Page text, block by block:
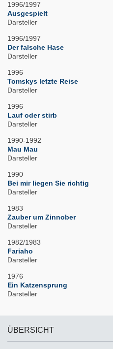
1996/1997
Ausgespielt
Darsteller
1996/1997
Der falsche Hase
Darsteller
1996
Tomskys letzte Reise
Darsteller
1996
Lauf oder stirb
Darsteller
1990-1992
Mau Mau
Darsteller
1990
Bei mir liegen Sie richtig
Darsteller
1983
Zauber um Zinnober
Darsteller
1982/1983
Fariaho
Darsteller
1976
Ein Katzensprung
Darsteller
ÜBERSICHT